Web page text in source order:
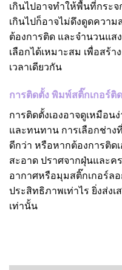
เกินไปอาจทำให้พื้นที่กระ
เกินไปก็อาจไม่ดึงดูดควา
ต้องการติด และจำนวนแส
เลือกได้เหมาะสม เพื่อสร้
เวลาเดียวกัน
การติดตั้ง พิมพ์สติ๊กเกอร์
การติดตั้งเองอาจดูเหมือน
และทนทาน การเลือกช่า
ดีกว่า หรือหากต้องการติด
สะอาด ปราศจากฝุ่นและค
อากาศหรือมุมสติ๊กเกอร์ล
ประสิทธิภาพเท่าไร ยิ่งส่ง
เท่านั้น